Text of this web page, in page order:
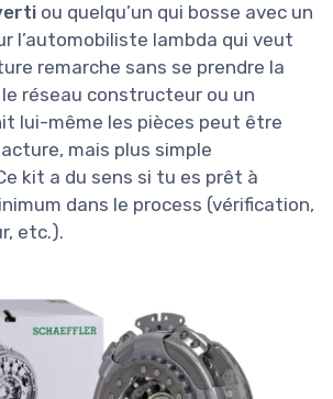
ou quelqu’un qui bosse avec un
l’automobiliste lambda qui veut
remarche sans se prendre la
réseau constructeur ou un
lui-même les pièces peut être
mais plus simple
kit a du sens si tu es prêt à
dans le process (vérification,
etc.).